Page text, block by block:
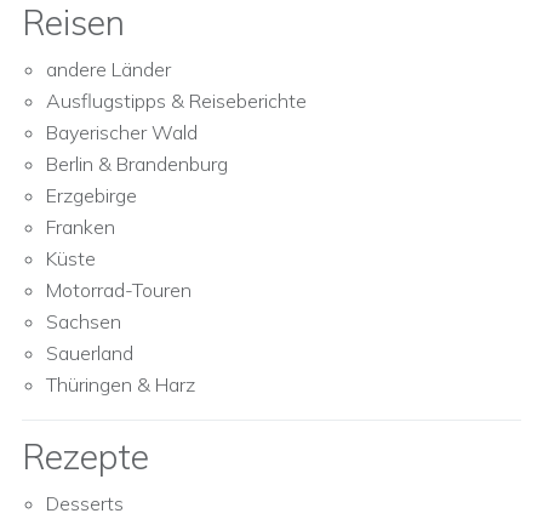
Reisen
andere Länder
Ausflugstipps & Reiseberichte
Bayerischer Wald
Berlin & Brandenburg
Erzgebirge
Franken
Küste
Motorrad-Touren
Sachsen
Sauerland
Thüringen & Harz
Rezepte
Desserts